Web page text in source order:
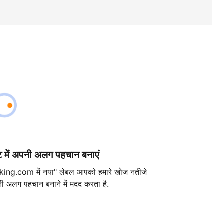
में अपनी अलग पहचान बनाएं
में नया" लेबल आपको हमारे खोज नतीजे
अलग पहचान बनाने में मदद करता है.